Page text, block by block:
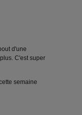
d'une
C'est super
semaine